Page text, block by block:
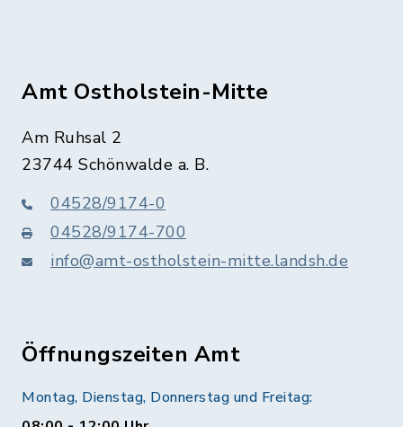
Amt Ostholstein-Mitte
Am Ruhsal 2
23744 Schönwalde a. B.
04528/9174-0
04528/9174-700
info@amt-ostholstein-mitte.landsh.de
Öffnungszeiten Amt
Montag, Dienstag, Donnerstag und Freitag: